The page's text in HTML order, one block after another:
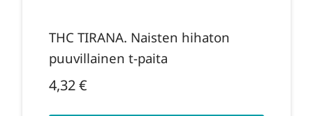
THC TIRANA. Naisten hihaton
puuvillainen t-paita
4,32€